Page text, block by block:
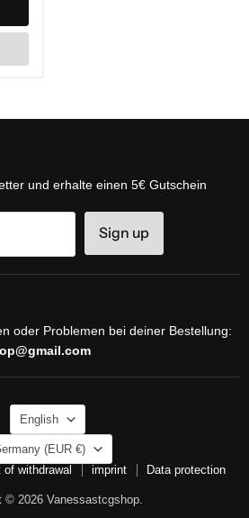
und erhalte einen 5€ Gutschein
Sign up
oder Problemen bei deiner Bestellung:
LANGUAGE
English
(EUR €)
of withdrawal imprint Data protection
© 2026 Vanessastcgshop.